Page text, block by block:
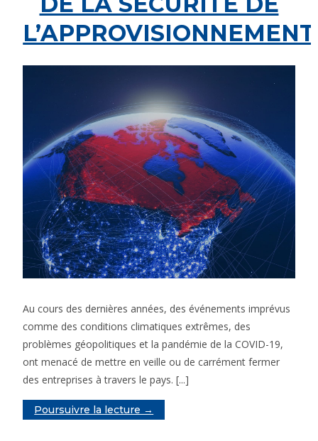
L’APPROVISIONNEMENT
Au cours des dernières années, des événements imprévus
comme des conditions climatiques extrêmes, des
problèmes géopolitiques et la pandémie de la COVID-19,
ont menacé de mettre en veille ou de carrément fermer
des entreprises à travers le pays. [...]
Poursuivre la lecture →